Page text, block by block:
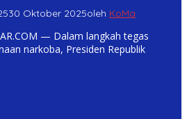
30 Oktober 2025oleh KoMa
— Dalam langkah tegas
narkoba, Presiden Republik